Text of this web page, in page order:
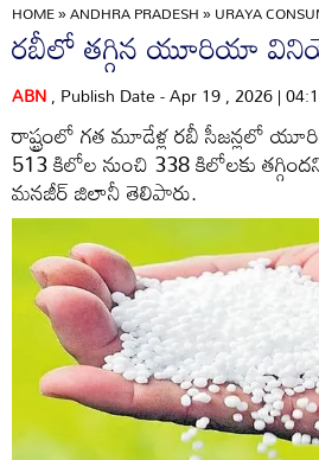
HOME»ANDHRA PRADESH»URAYA
రబీలో తగ్గిన యూరియా
ABN, Publish Date - Apr 19 , 2026 |
రాష్ట్రంలో గత మూడేళ్ల రబీ సీజన్లలో
513 కిలోల నుంచి 338 కిలోలకు
మనజీర్‌ జిలానీ తెలిపారు.